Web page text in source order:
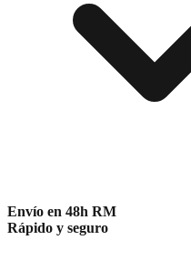
Envío en 48h RM
Rápido y seguro